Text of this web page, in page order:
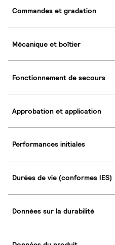
Commandes et gradation
Mécanique et boîtier
Fonctionnement de secours
Approbation et application
Performances initiales
Durées de vie (conformes IES)
Données sur la durabilité